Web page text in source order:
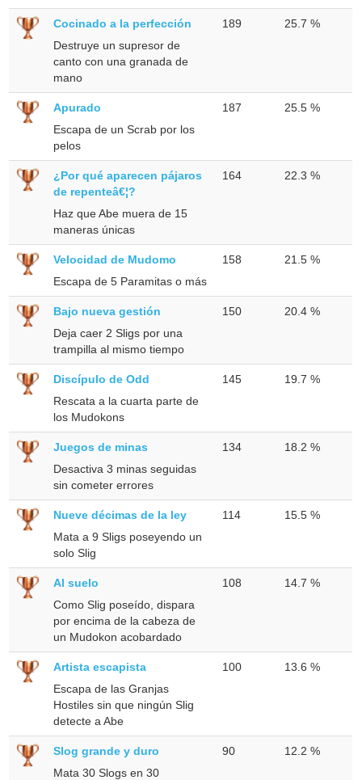
Cocinado a la perfección
Destruye un supresor de
canto con una granada de
mano
189 25.7 %
Apurado
Escapa de un Scrab por los
pelos
187 25.5 %
¿Por qué aparecen pájaros
de repenteâ€¦?
Haz que Abe muera de 15
maneras únicas
164 22.3 %
Velocidad de Mudomo
Escapa de 5 Paramitas o más
158 21.5 %
Bajo nueva gestión
Deja caer 2 Sligs por una
trampilla al mismo tiempo
150 20.4 %
Discípulo de Odd
Rescata a la cuarta parte de
los Mudokons
145 19.7 %
Juegos de minas
Desactiva 3 minas seguidas
sin cometer errores
134 18.2 %
Nueve décimas de la ley
Mata a 9 Sligs poseyendo un
solo Slig
114 15.5 %
Al suelo
Como Slig poseído, dispara
por encima de la cabeza de
un Mudokon acobardado
108 14.7 %
Artista escapista
Escapa de las Granjas
Hostiles sin que ningún Slig
detecte a Abe
100 13.6 %
Slog grande y duro
Mata 30 Slogs en 30
90 12.2 %